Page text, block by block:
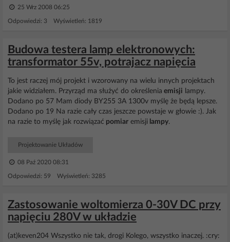
25 Wrz 2008 06:25
Odpowiedzi: 3 Wyświetleń: 1819
Budowa testera lamp elektronowych:
transformator 55v, potrajacz napięcia
To jest raczej mój projekt i wzorowany na wielu innych projektach
jakie widziałem. Przyrząd ma służyć do określenia emisji lampy.
Dodano po 57 Mam diody BY255 3A 1300v myślę że będą lepsze.
Dodano po 19 Na razie cały czas jeszcze powstaje w głowie :). Jak
na razie to myślę jak rozwiązać pomiar emisji lampy.
Projektowanie Układów
08 Paź 2020 08:31
Odpowiedzi: 59 Wyświetleń: 3285
Zastosowanie woltomierza 0-30V DC przy
napięciu 280V w układzie
(at)keven204 Wszystko nie tak, drogi Kolego, wszystko inaczej. :cry: